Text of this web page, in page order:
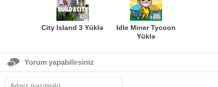
City Island 3 Yüklə
Idle Miner Tycoon
Yüklə
Yorum yapabilirsiniz